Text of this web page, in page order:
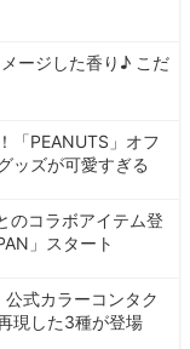
ージした香り♪ こだ
「PEANUTS」オフ
ッズが可愛すぎる
のコラボアイテム登
」スタート
式カラーコンタク
現した3種が登場